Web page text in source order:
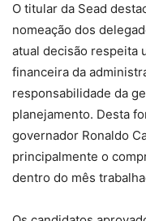
O titular da Sead
nomeação dos
atual decisão respeita
financeira da
responsabilidade da
planejamento. Desta
governador Ronaldo
principalmente o
dentro do mês